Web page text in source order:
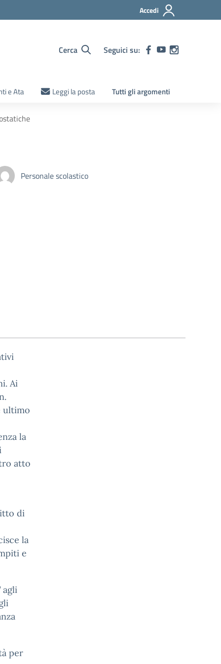
Accedi
Cerca Seguici su:
e Ata Leggi la posta Tutti gli argomenti
Personale scolastico
Ai
ultimo
la
atto
di
la
e
agli
per